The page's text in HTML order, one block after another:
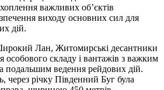
важливих об’єктів
виходу основних сил для
дій.
Лан, Житомирські десантники
особового складу і вантажів з важким
подальшим ведення рейдових дій.
через річку Південний Буг була